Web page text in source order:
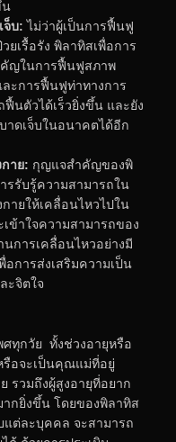
น
จ็บ:ไม่ว่าผู้เป็นการฟื้นฟู
ยเรื้อรัง พิลาทิสเพื่อการ
ญในการฟื้นฟูสภาพ
ละการฟื้นฟูท่าทางการ
ฟื้นตัวได้เร็วยิ่งขึ้น และยัง
าดเจ็บในอนาคตได้อีก
าย: กุญแจสำคัญของพิ
รรับรู้ความสามารถใน
ายให้เคลื่อนไหวไปใน
ข้าใจความสามารถของ
นการเคลื่อนไหวอย่างมี
การส่งเสริมความเป็น
ะจิตใจ
ศทุกวัย ทั้งช่วงอายุหรือ
อจะเป็นคุณแม่ที่อยู่
รวมถึงผู้สูงอายุที่อยาก
ากยิ่งขึ้น โดยของพิลาทิส
แต่ละบุคคล จะสามารถ